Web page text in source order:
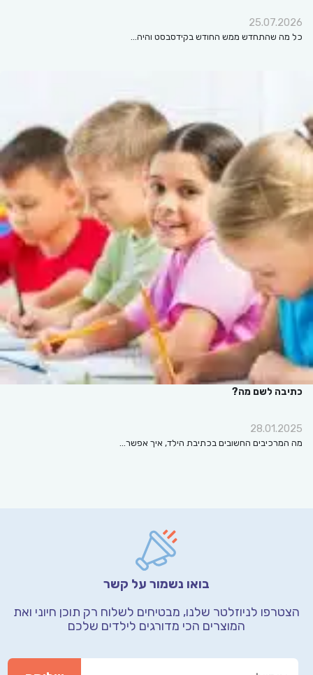
25.07.2026
כל מה שהתחדש ממש החודש בקידסבסט והיה…
כתיבה לשם מה?
28.01.2025
מה המרכיבים החשובים בכתיבת הילד, איך אפשר…
בואו נשמור על קשר
הצטרפו לניוזלטר שלנו, מבטיחים לשלוח רק תוכן חיוני ואת
המוצרים הכי מדורגים לילדים שלכם